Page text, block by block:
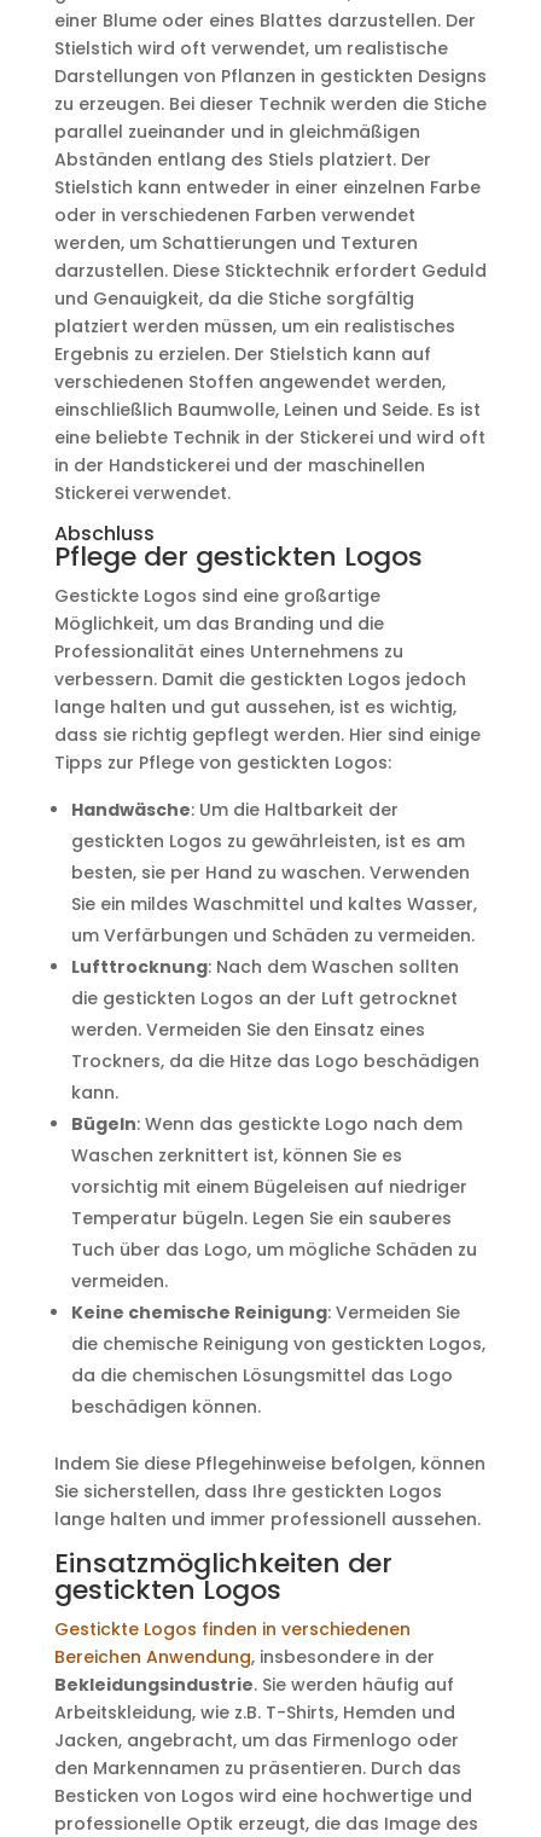
einer Blume oder eines Blattes darzustellen. Der
Stielstich wird oft verwendet, um realistische
Darstellungen von Pflanzen in gestickten Designs
zu erzeugen. Bei dieser Technik werden die Stiche
parallel zueinander und in gleichmäßigen
Abständen entlang des Stiels platziert. Der
Stielstich kann entweder in einer einzelnen Farbe
oder in verschiedenen Farben verwendet
werden, um Schattierungen und Texturen
darzustellen. Diese Sticktechnik erfordert Geduld
und Genauigkeit, da die Stiche sorgfältig
platziert werden müssen, um ein realistisches
Ergebnis zu erzielen. Der Stielstich kann auf
verschiedenen Stoffen angewendet werden,
einschließlich Baumwolle, Leinen und Seide. Es ist
eine beliebte Technik in der Stickerei und wird oft
in der Handstickerei und der maschinellen
Stickerei verwendet.
Abschluss
Pflege der gestickten Logos
Gestickte Logos sind eine großartige
Möglichkeit, um das Branding und die
Professionalität eines Unternehmens zu
verbessern. Damit die gestickten Logos jedoch
lange halten und gut aussehen, ist es wichtig,
dass sie richtig gepflegt werden. Hier sind einige
Tipps zur Pflege von gestickten Logos:
Handwäsche: Um die Haltbarkeit der
gestickten Logos zu gewährleisten, ist es am
besten, sie per Hand zu waschen. Verwenden
Sie ein mildes Waschmittel und kaltes Wasser,
um Verfärbungen und Schäden zu vermeiden.
Lufttrocknung: Nach dem Waschen sollten
die gestickten Logos an der Luft getrocknet
werden. Vermeiden Sie den Einsatz eines
Trockners, da die Hitze das Logo beschädigen
kann.
Bügeln: Wenn das gestickte Logo nach dem
Waschen zerknittert ist, können Sie es
vorsichtig mit einem Bügeleisen auf niedriger
Temperatur bügeln. Legen Sie ein sauberes
Tuch über das Logo, um mögliche Schäden zu
vermeiden.
Keine chemische Reinigung: Vermeiden Sie
die chemische Reinigung von gestickten Logos,
da die chemischen Lösungsmittel das Logo
beschädigen können.
Indem Sie diese Pflegehinweise befolgen, können
Sie sicherstellen, dass Ihre gestickten Logos
lange halten und immer professionell aussehen.
Einsatzmöglichkeiten der
gestickten Logos
Gestickte Logos finden in verschiedenen
Bereichen Anwendung, insbesondere in der
Bekleidungsindustrie. Sie werden häufig auf
Arbeitskleidung, wie z.B. T-Shirts, Hemden und
Jacken, angebracht, um das Firmenlogo oder
den Markennamen zu präsentieren. Durch das
Besticken von Logos wird eine hochwertige und
professionelle Optik erzeugt, die das Image des